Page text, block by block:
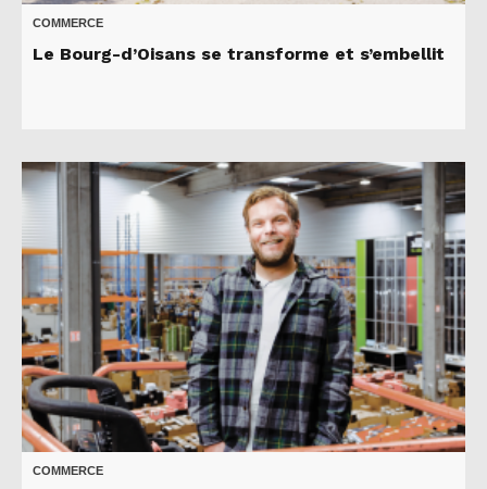
COMMERCE
Le Bourg-d’Oisans se transforme et s’embellit
COMMERCE